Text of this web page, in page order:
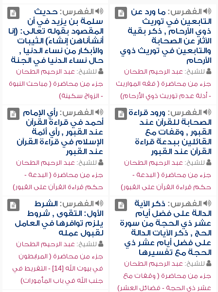
الفهرس:ما ورد عن
التابعين في توريث
ذوي الأرحام , ذكر بقية
الآثار عن الصحابة
والتابعين في توريث ذوي
الأرحام
للشيخ: عبد الرحيم الطحان
جزء من محاضرة ( فقه المواريث
- أدلة عدم توريث ذوي الأرحام)
الفهرس:حديث
سلمة بن يزيد في أن
المقصود بقوله تعالى: (إنا
أنشأناهن إنشاءً) الثيبات
والأبكار من نساء الدنيا ,
حال نساء الدنيا في الجنة
للشيخ: عبد الرحيم الطحان
جزء من محاضرة ( مباحث النبوة
- الزواج سكينة)
الفهرس: ورود قراءة
الصحابة للقرآن عند
القبور , وقفات مع
القائلين ببدعة قراءة
القرآن عند القبور
للشيخ: عبد الرحيم الطحان
جزء من محاضرة ( البدعة -
حكم قراءة القرآن على القبور)
الفهرس:رأي الإمام
أحمد في قراءة القرآن
عند القبور , رأي أئمة
الإسلام في قراءة القرآن
عند القبور
للشيخ: عبد الرحيم الطحان
جزء من محاضرة ( البدعة -
حكم قراءة القرآن على القبور)
الفهرس: ذكر الآية
الدالة على فضل أيام
عشر ذي الحجة من سورة
الحج , ذكر الآيات الدالة
على فضل أيام عشر ذي
الحجة مع تفسيرها
للشيخ: عبد الرحيم الطحان
جزء من محاضرة ( وقفات مع
عشر ذي الحجة - فضائل العشر)
الفهرس:الشرط
الأول: التقوى , شروط
يلزم توافرها في العامل
لقبول عمله
للشيخ: عبد الرحيم الطحان
جزء من محاضرة ( المرابطون
في بيوت الله [14] - التفريط في
جنب الله في باب المأمورات)